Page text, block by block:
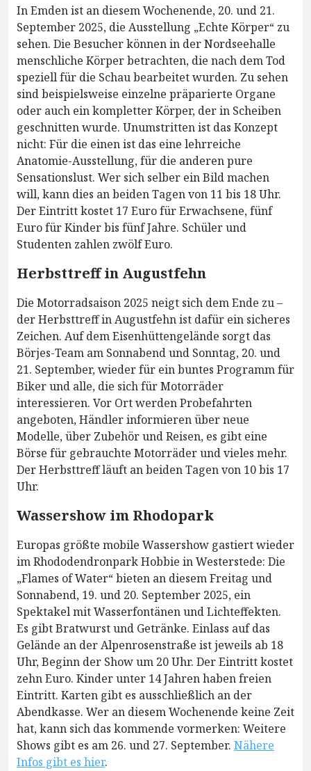
In Emden ist an diesem Wochenende, 20. und 21.
September 2025, die Ausstellung „Echte Körper“ zu
sehen. Die Besucher können in der Nordseehalle
menschliche Körper betrachten, die nach dem Tod
speziell für die Schau bearbeitet wurden. Zu sehen
sind beispielsweise einzelne präparierte Organe
oder auch ein kompletter Körper, der in Scheiben
geschnitten wurde. Unumstritten ist das Konzept
nicht: Für die einen ist das eine lehrreiche
Anatomie-Ausstellung, für die anderen pure
Sensationslust. Wer sich selber ein Bild machen
will, kann dies an beiden Tagen von 11 bis 18 Uhr.
Der Eintritt kostet 17 Euro für Erwachsene, fünf
Euro für Kinder bis fünf Jahre. Schüler und
Studenten zahlen zwölf Euro.
Herbsttreff in Augustfehn
Die Motorradsaison 2025 neigt sich dem Ende zu –
der Herbsttreff in Augustfehn ist dafür ein sicheres
Zeichen. Auf dem Eisenhüttengelände sorgt das
Börjes-Team am Sonnabend und Sonntag, 20. und
21. September, wieder für ein buntes Programm für
Biker und alle, die sich für Motorräder
interessieren. Vor Ort werden Probefahrten
angeboten, Händler informieren über neue
Modelle, über Zubehör und Reisen, es gibt eine
Börse für gebrauchte Motorräder und vieles mehr.
Der Herbsttreff läuft an beiden Tagen von 10 bis 17
Uhr.
Wassershow im Rhodopark
Europas größte mobile Wassershow gastiert wieder
im Rhododendronpark Hobbie in Westerstede: Die
„Flames of Water“ bieten an diesem Freitag und
Sonnabend, 19. und 20. September 2025, ein
Spektakel mit Wasserfontänen und Lichteffekten.
Es gibt Bratwurst und Getränke. Einlass auf das
Gelände an der Alpenrosenstraße ist jeweils ab 18
Uhr, Beginn der Show um 20 Uhr. Der Eintritt kostet
zehn Euro. Kinder unter 14 Jahren haben freien
Eintritt. Karten gibt es ausschließlich an der
Abendkasse. Wer an diesem Wochenende keine Zeit
hat, kann sich das kommende vormerken: Weitere
Shows gibt es am 26. und 27. September. Nähere
Infos gibt es hier.